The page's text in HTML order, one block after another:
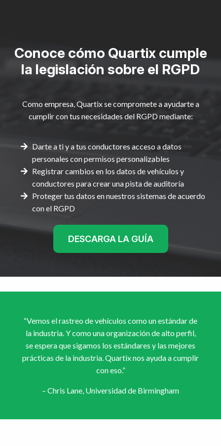
Conoce cómo Quartix cumple
la legislación sobre el RGPD
Como empresa, Quartix se compromete a ayudarte a
cumplir con tus necesidades del RGPD mediante:
Darte a ti y a tus conductores acceso a datos
personales con permisos personalizables
Registrar cambios en los datos de vehículos y
conductores para crear una pista de auditoría
Proteger tus datos en nuestros sistemas de acuerdo
con el RGPD
DESCARGA LA GUÍA
“Vemos el rastreo de vehículos como un estándar de
la industria. Y como una organización de alto perfil,
se espera que sigamos los estándares y las mejores
prácticas de la industria. Quartix nos ayuda a cumplir
con eso.”
– Chris Lane, Universidad de Birmingham